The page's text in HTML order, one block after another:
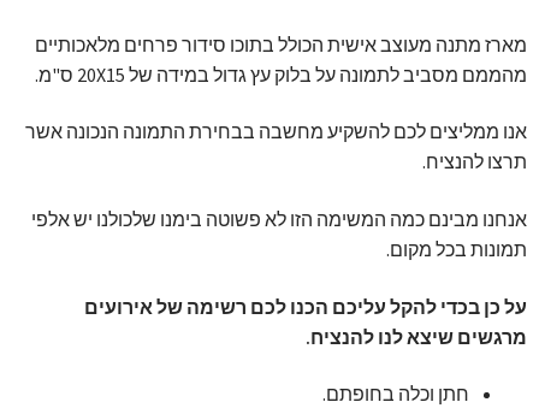
מארז מתנה מעוצב אישית הכולל בתוכו סידור פרחים מלאכותיים
מהממם מסביב לתמונה על בלוק עץ גדול במידה של 20X15 ס"מ.
אנו ממליצים לכם להשקיע מחשבה בבחירת התמונה הנכונה אשר
תרצו להנציח.
אנחנו מבינם כמה המשימה הזו לא פשוטה בימנו שלכולנו יש אלפי
תמונות בכל מקום.
על כן בכדי להקל עליכם הכנו לכם רשימה של אירועים
מרגשים שיצא לנו להנציח.
חתן וכלה בחופתם.